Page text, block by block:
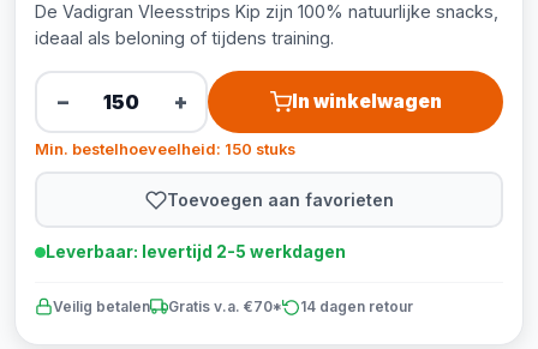
De Vadigran Vleesstrips Kip zijn 100% natuurlijke snacks,
ideaal als beloning of tijdens training.
− + In winkelwagen
Min. bestelhoeveelheid: 150 stuks
Toevoegen aan favorieten
Leverbaar: levertijd 2-5 werkdagen
Veilig betalen Gratis v.a. €70* 14 dagen retour